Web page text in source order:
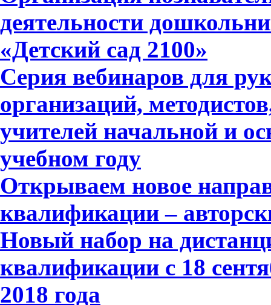
деятельности
«Детский сад 2100»
Серия вебинаров для
организаций,
учителей начальной и
учебном году
Открываем новое
квалификации –
Новый набор на
квалификации с 18
2018 года